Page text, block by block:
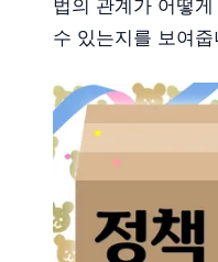
법의 관계가 어떻
수 있는지를 보여줍